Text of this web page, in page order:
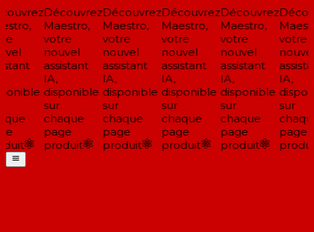
Découvrez
Maestro,
votre
nouvel
assistant
IA,
disponible
sur
chaque
page
produit
Découvrez
Maestro,
votre
nouvel
assistant
IA,
disponible
sur
chaque
page
produit
Découvrez
Maestro,
votre
nouvel
assistant
IA,
disponible
sur
chaque
page
produit
Découvrez
Maestro,
votre
nouvel
assistant
IA,
disponible
sur
chaque
page
produit
votre
nouvel
IA,
sur
page
produit